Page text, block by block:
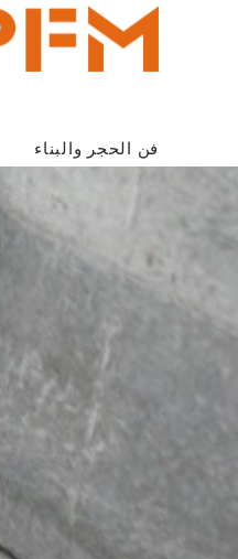
فن الحجر والبناء